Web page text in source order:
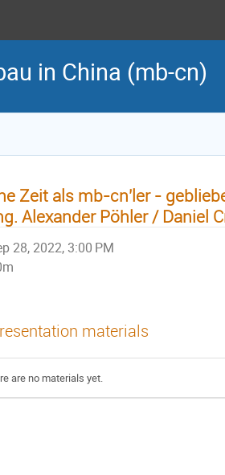
in China (mb-cn)
Zeit als mb-cn'ler -
Alexander Pöhler / Daniel
28, 2022, 3:00 PM
materials
are no materials yet.